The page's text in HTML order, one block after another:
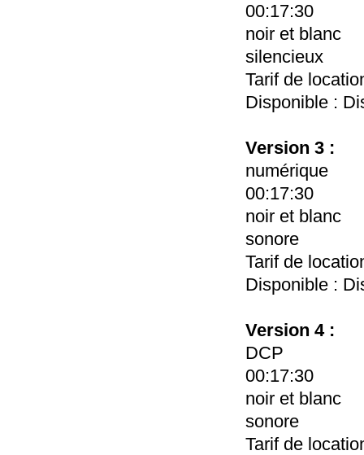
00:17:30
noir et blanc
silencieux
Tarif de
Disponible :
Version 3 :
numérique
00:17:30
noir et blanc
sonore
Tarif de
Disponible :
Version 4 :
DCP
00:17:30
noir et blanc
sonore
Tarif de